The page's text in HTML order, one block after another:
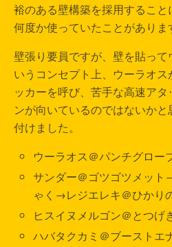
裕のある壁構築を採用するこ
何度か使っていたことがありま
壁張り要員ですが、壁を貼っ
いうコンセプト上、ウーラオ
ッカーを呼び、苦手な高速ア
ンが向いているのではないか
付けました。
ウーラオス＠パンチグロー
サンダー＠ゴツゴツメッ
ゃく→レジエレキ＠ひかり
ヒスイヌメルゴン＠とつげ
ハバタクカミ＠ブーストエ